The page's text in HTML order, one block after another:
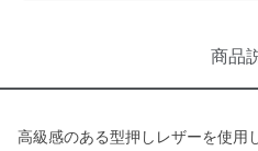
商品
高級感のある型押しレザーを使用